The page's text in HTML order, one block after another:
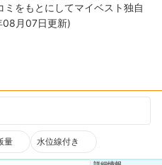
をもとにしてマイベスト独自
08月07日更新)
量 水位線付き